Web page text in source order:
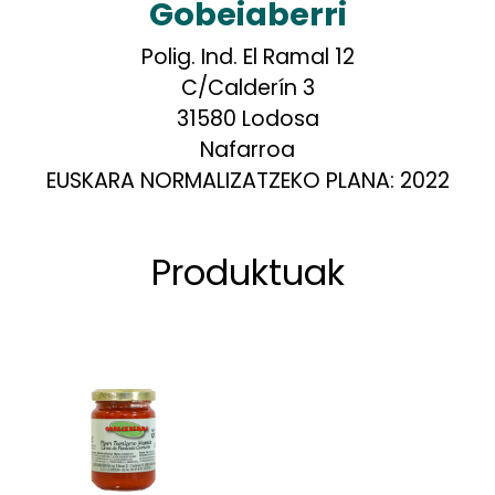
Gobeiaberri
Polig. Ind. El Ramal 12
C/Calderín 3
31580 Lodosa
Nafarroa
EUSKARA NORMALIZATZEKO PLANA: 2022
Produktuak